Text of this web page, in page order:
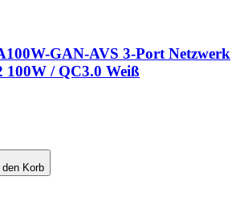
GAN-AVS 3-Port Netzwerk
100W / QC3.0 Weiß
den Korb